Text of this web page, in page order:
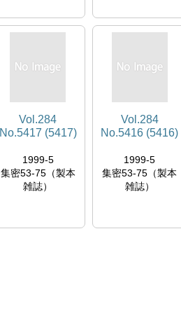
Vol.284
No.5417 (5417)
1999-5
集密53-75（製本
雑誌）
Vol.284
No.5416 (5416)
1999-5
集密53-75（製本
雑誌）